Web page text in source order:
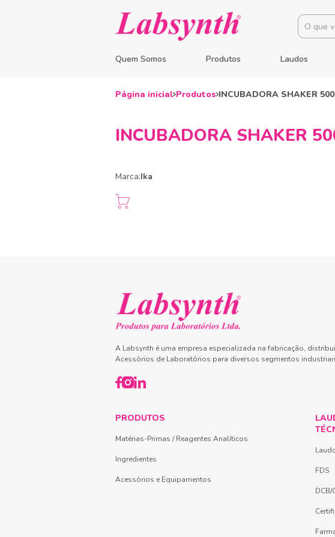
Quem Somos Produtos Laudos
Página inicial Produtos INCUBADORA SHAKER
INCUBADORA SHAKER
Marca:Ika
A Labsynth é uma empresa especializada na fabricação,
Acessórios de Laboratórios para diversos segmentos
PRODUTOS
Matérias-Primas / Reagentes Analíticos
Ingredientes
Acessórios e Equipamentos
FDS
DCB/